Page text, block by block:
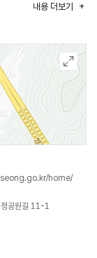
만운』, 이황
들을 야외의 조각들과
있다.
지는 감상에 젖어
오르면 백암산과
할 수 있다.
인근의 수몰문화관과
도 좋다.
내용 더보기
home/
정공원길 11-1